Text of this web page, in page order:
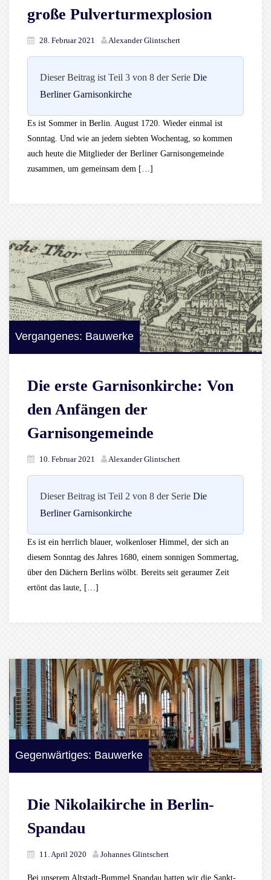
große Pulverturmexplosion
28. Februar 2021 Alexander Glintschert
Dieser Beitrag ist Teil 3 von 8 der Serie Die
Berliner Garnisonkirche
Es ist Sommer in Berlin. August 1720. Wieder einmal ist
Sonntag. Und wie an jedem siebten Wochentag, so kommen
auch heute die Mitglieder der Berliner Garnisongemeinde
zusammen, um gemeinsam dem […]
Vergangenes: Bauwerke
Die erste Garnisonkirche: Von
den Anfängen der
Garnisongemeinde
10. Februar 2021 Alexander Glintschert
Dieser Beitrag ist Teil 2 von 8 der Serie Die
Berliner Garnisonkirche
Es ist ein herrlich blauer, wolkenloser Himmel, der sich an
diesem Sonntag des Jahres 1680, einem sonnigen Sommertag,
über den Dächern Berlins wölbt. Bereits seit geraumer Zeit
ertönt das laute, […]
Gegenwärtiges: Bauwerke
Die Nikolaikirche in Berlin-
Spandau
11. April 2020 Johannes Glintschert
Bei unserem Altstadt-Bummel Spandau hatten wir die Sankt-